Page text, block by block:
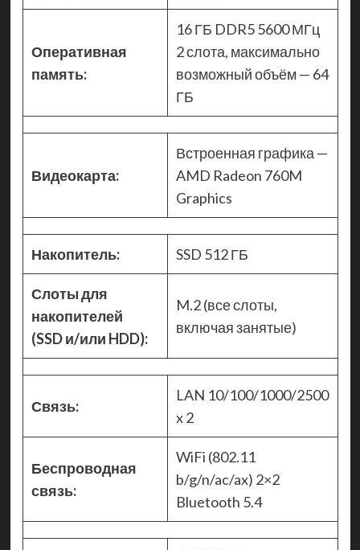
Оперативная
память:
16 ГБ DDR5 5600 МГц
2 слота, максимально
возможный объём — 64
ГБ
Видеокарта:
Встроенная графика —
AMD Radeon 760M
Graphics
Накопитель: SSD 512 ГБ
Слоты для
накопителей
(SSD и/или HDD):
M.2 (все слоты,
включая занятые)
Связь:
LAN 10/100/1000/2500
x 2
Беспроводная
связь:
WiFi (802.11
b/g/n/ac/ax) 2×2
Bluetooth 5.4